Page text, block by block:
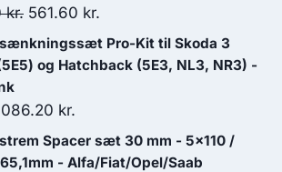
var:
545.00 kr..272.50 kr..
kr. Den
oprindelige
pris
624.00 kr..
561.60 kr.
aktuelle
pris
Pro-Kit til Skoda 3
og Hatchback (5E3, NL3, NR3) -
kr.
aktuelle
pris
Spacer sæt 30 mm - 5x110 /
- Alfa/Fiat/Opel/Saab